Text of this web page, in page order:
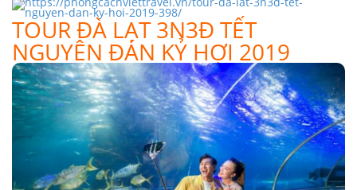
TOUR ĐÀ LẠT 3N3Đ TẾT
NGUYÊN ĐÁN KỶ HỢI 2019